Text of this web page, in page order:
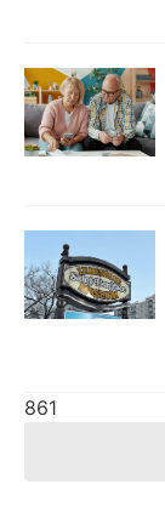
861